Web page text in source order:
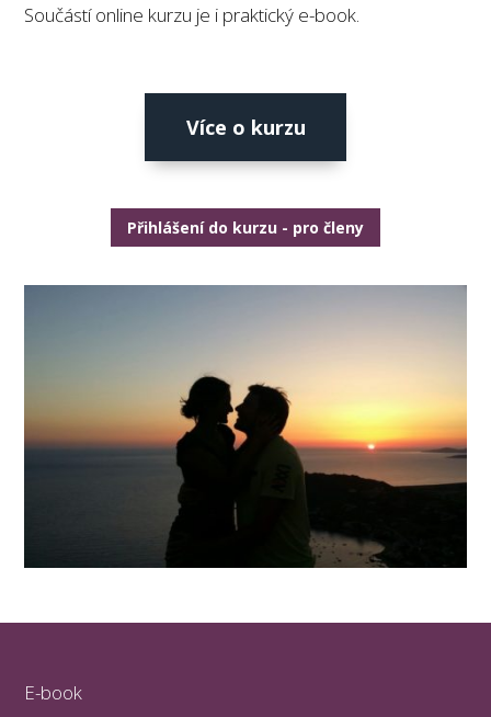
Součástí online kurzu je i praktický e-book.
Více o kurzu
Přihlášení do kurzu - pro členy
E-book